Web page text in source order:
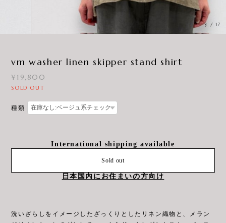
3 / 17
vm washer linen skipper stand shirt
¥19,800
SOLD OUT
種類
International shipping available
Sold out
日本国内にお住まいの方向け
洗いざらしをイメージしたざっくりとしたリネン織物と、メラン